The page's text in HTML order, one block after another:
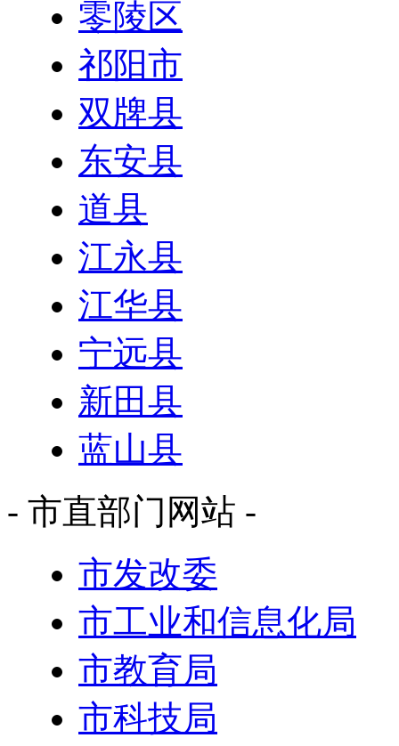
零陵区
祁阳市
双牌县
东安县
道县
江永县
江华县
宁远县
新田县
蓝山县
- 市直部门网站 -
市发改委
市工业和信息化局
市教育局
市科技局